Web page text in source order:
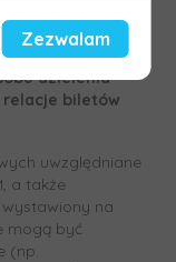
zestawień
na linie,
dzielenia
biletów
uwzględniane
a także
na
mogą być
(np.
Zezwalam